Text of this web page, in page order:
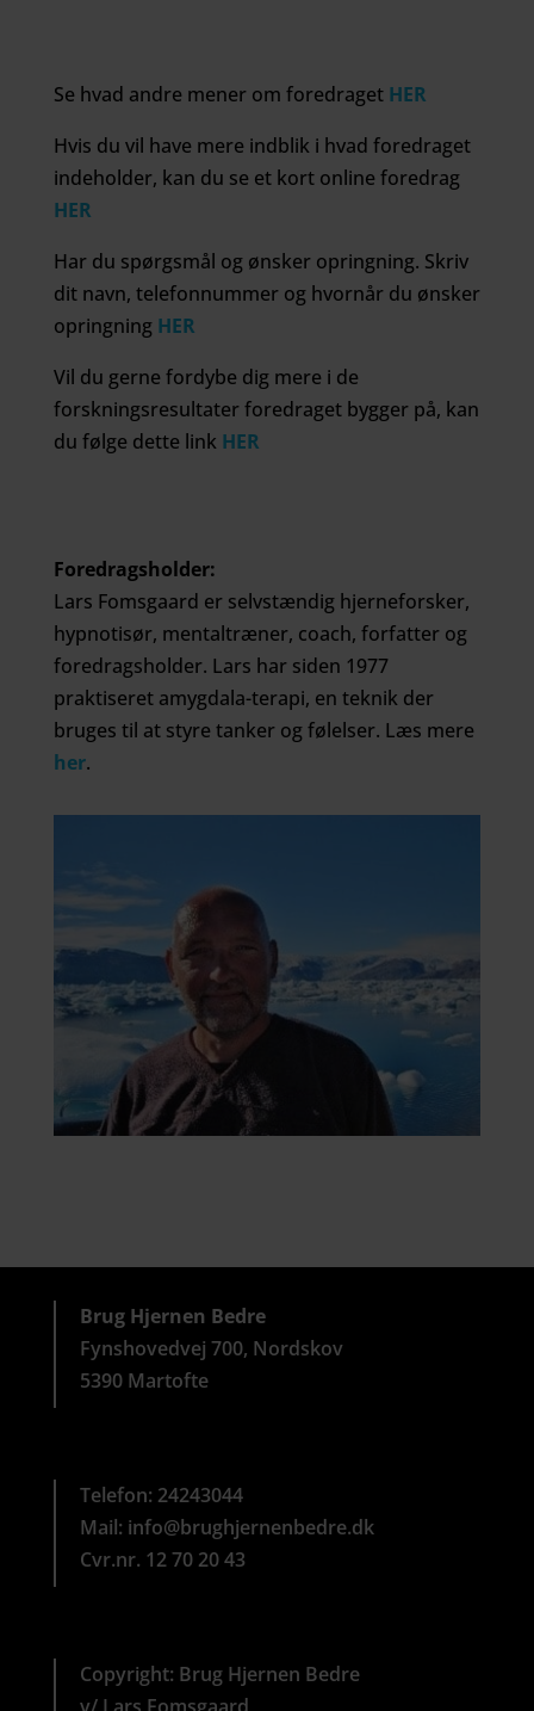
Se hvad andre mener om foredraget HER
Hvis du vil have mere indblik i hvad foredraget
indeholder, kan du se et kort online foredrag
HER
Har du spørgsmål og ønsker opringning. Skriv
dit navn, telefonnummer og hvornår du ønsker
opringning HER
Vil du gerne fordybe dig mere i de
forskningsresultater foredraget bygger på, kan
du følge dette link HER
Foredragsholder:
Lars Fomsgaard er selvstændig hjerneforsker,
hypnotisør, mentaltræner, coach, forfatter og
foredragsholder. Lars har siden 1977
praktiseret amygdala-terapi, en teknik der
bruges til at styre tanker og følelser. Læs mere
her.
Brug Hjernen Bedre
Fynshovedvej 700, Nordskov
5390 Martofte
Telefon: 24243044
Mail: info@brughjernenbedre.dk
Cvr.nr. 12 70 20 43
Copyright: Brug Hjernen Bedre